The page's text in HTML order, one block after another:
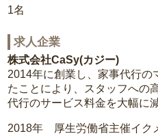
1名
求人企業
株式会社CaSy(カジー)
2014年に創業し、家事代行の
たことにより、スタッフへの
代行のサービス料金を大幅に
2018年 厚生労働省主催イク